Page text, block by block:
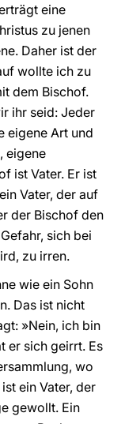
eine
zu jenen
Daher ist der
wollte ich zu
dem Bischof.
ihr seid: Jeder
eigene Art und
eigene
ist Vater. Er ist
Vater, der auf
der Bischof den
sich bei
zu irren.
wie ein Sohn
Das ist nicht
»Nein, ich bin
er sich geirrt. Es
wo
ein Vater, der
gewollt. Ein